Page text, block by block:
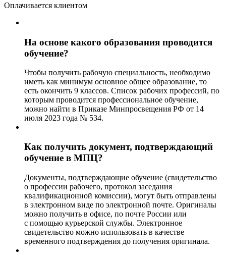
Оплачивается клиентом
На основе какого образования проводится
обучение?
Чтобы получить рабочую специальность, необходимо
иметь как минимум основное общее образование, то
есть окончить 9 классов. Список рабочих профессий, по
которым проводится профессиональное обучение,
можно найти в Приказе Минпросвещения РФ от 14
июля 2023 года № 534.
Как получить документ, подтверждающий
обучение в МПЦ?
Документы, подтверждающие обучение (свидетельство
о профессии рабочего, протокол заседания
квалификационной комиссии), могут быть отправлены
в электронном виде по электронной почте. Оригиналы
можно получить в офисе, по почте России или
с помощью курьерской службы. Электронное
свидетельство можно использовать в качестве
временного подтверждения до получения оригинала.